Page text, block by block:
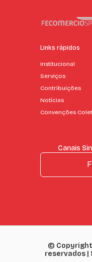
Links rápidos
Institucional
Serviços
Contribuições
Notícias
Convenções
Canais
© Copyright
reservados |